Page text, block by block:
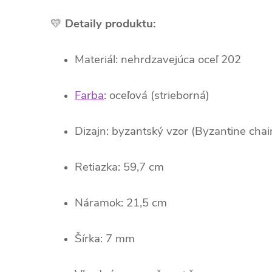
💛 Detaily produktu:
Materiál: nehrdzavejúca oceľ 202
Farba: oceľová (strieborná)
Dizajn: byzantský vzor (Byzantine
Retiazka: 59,7 cm
Náramok: 21,5 cm
Šírka: 7 mm